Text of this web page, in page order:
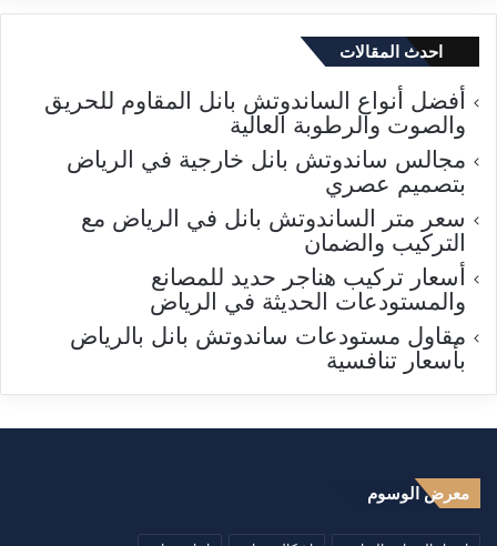
احدث المقالات
أفضل أنواع الساندوتش بانل المقاوم للحريق
والصوت والرطوبة العالية
مجالس ساندوتش بانل خارجية في الرياض
بتصميم عصري
سعر متر الساندوتش بانل في الرياض مع
التركيب والضمان
أسعار تركيب هناجر حديد للمصانع
والمستودعات الحديثة في الرياض
مقاول مستودعات ساندوتش بانل بالرياض
بأسعار تنافسية
معرض الوسوم